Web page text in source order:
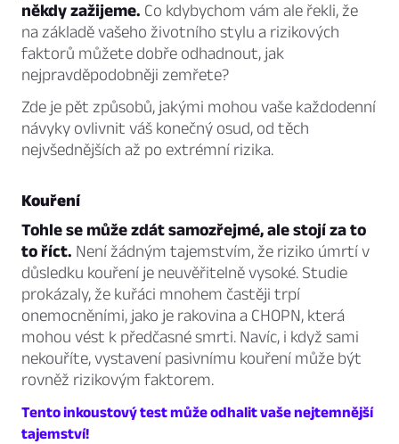
někdy zažijeme. Co kdybychom vám ale řekli, že
na základě vašeho životního stylu a rizikových
faktorů můžete dobře odhadnout, jak
nejpravděpodobněji zemřete?
Zde je pět způsobů, jakými mohou vaše každodenní
návyky ovlivnit váš konečný osud, od těch
nejvšednějších až po extrémní rizika.
Kouření
Tohle se může zdát samozřejmé, ale stojí za to
to říct. Není žádným tajemstvím, že riziko úmrtí v
důsledku kouření je neuvěřitelně vysoké. Studie
prokázaly, že kuřáci mnohem častěji trpí
onemocněními, jako je rakovina a CHOPN, která
mohou vést k předčasné smrti. Navíc, i když sami
nekouříte, vystavení pasivnímu kouření může být
rovněž rizikovým faktorem.
Tento inkoustový test může odhalit vaše nejtemnější
tajemství!